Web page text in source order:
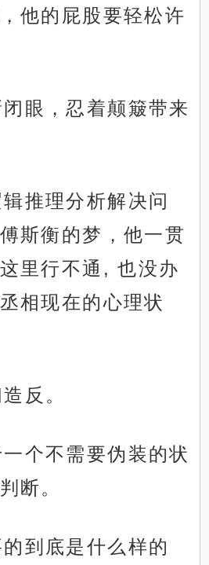
他的屁股要轻松许
眼，忍着颠簸带来
推理分析解决问
斯衡的梦，他一贯
里行不通, 也没办
相现在的心理状
反。
个不需要伪装的状
断。
到底是什么样的